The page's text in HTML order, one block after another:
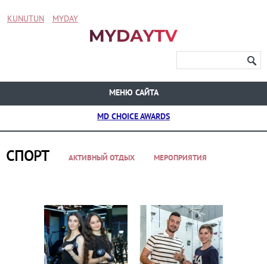
KUNUTUN MYDAY
МЕНЮ САЙТА
MD CHOICE AWARDS
СПОРТ АКТИВНЫЙ ОТДЫХ МЕРОПРИЯТИЯ